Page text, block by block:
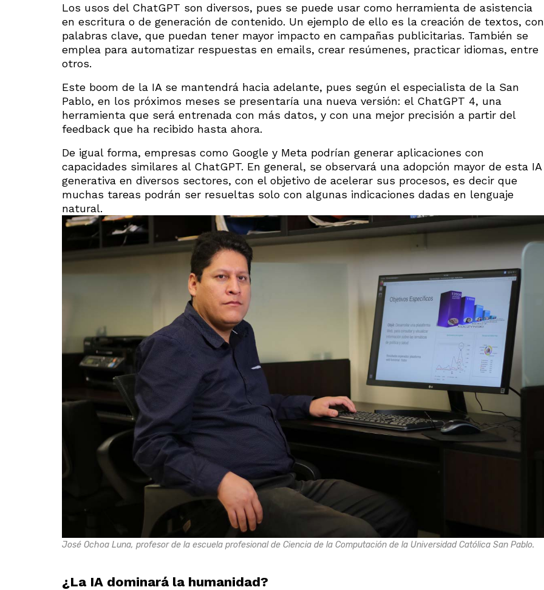
Los usos del ChatGPT son diversos, pues se puede usar como herramienta de asistencia
en escritura o de generación de contenido. Un ejemplo de ello es la creación de textos, con
palabras clave, que puedan tener mayor impacto en campañas publicitarias. También se
emplea para automatizar respuestas en emails, crear resúmenes, practicar idiomas, entre
otros.
Este boom de la IA se mantendrá hacia adelante, pues según el especialista de la San
Pablo, en los próximos meses se presentaría una nueva versión: el ChatGPT 4, una
herramienta que será entrenada con más datos, y con una mejor precisión a partir del
feedback que ha recibido hasta ahora.
De igual forma, empresas como Google y Meta podrían generar aplicaciones con
capacidades similares al ChatGPT. En general, se observará una adopción mayor de esta IA
generativa en diversos sectores, con el objetivo de acelerar sus procesos, es decir que
muchas tareas podrán ser resueltas solo con algunas indicaciones dadas en lenguaje
natural.
José Ochoa Luna, profesor de la escuela profesional de Ciencia de la Computación de la Universidad Católica San Pablo.
¿La IA dominará la humanidad?